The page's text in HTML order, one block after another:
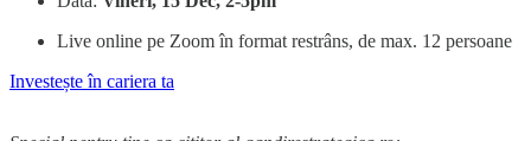
Live online pe Zoom în format restrâns, de max. 12 persoane
Investește în cariera ta